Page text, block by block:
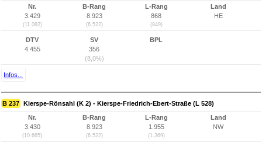
Nr.
3.429
(11.082)
B-Rang
8.923
(6.522)
L-Rang
868
(849)
Land
HE
DTV
4.455
SV
356
(8,0%)
BPL
Infos...
B 237 Kierspe-Rönsahl (K 2) - Kierspe-Friedrich-Ebert-Straße (L 528)
Nr.
3.430
(10.665)
B-Rang
8.923
(6.522)
L-Rang
1.955
(1.369)
Land
NW